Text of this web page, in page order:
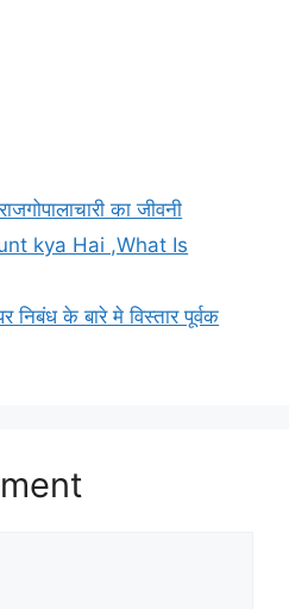
का जीवनी
kya Hai ,What Is
निबंध के बारे मे विस्तार पूर्वक